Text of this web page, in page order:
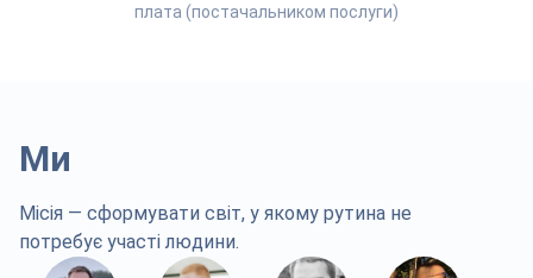
плата (постачальником послуги)
Ми
Місія — сформувати світ, у якому рутина не
потребує участі людини.